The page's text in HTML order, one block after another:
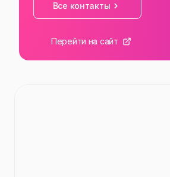
Все контакты
Перейти на сайт